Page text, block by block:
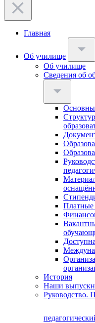
Главная
Об училище
Об училище
Сведения об
Платные
История
Наши
Руководство.